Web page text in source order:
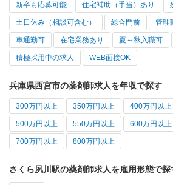
新卒も応募可能 住宅補助（手当）あり
土日休み（相談可含む） 総合門前 管理
車通勤可 在宅業務あり 夏～秋入職可
積極採用中の求人 WEB面接OK
兵庫県西宮市の薬剤師求人を年収で探す
300万円以上 350万円以上 400万円以上
500万円以上 550万円以上 600万円以上
700万円以上 800万円以上
さくら夙川駅の薬剤師求人を雇用形態で探